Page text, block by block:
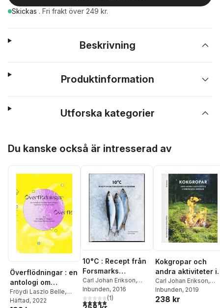
Skickas . Fri frakt över 249 kr.
Beskrivning
Produktinformation
Utforska kategorier
Du kanske också är intresserad av
Överflödningar : en
antologi om
reproduktionstekno
logier, begärslinjer
Fröydi Laszlo Belle,
Sebastian Mohr
Häftad, 2022
10°C : Recept från
Forsmarks
skärgård
Carl Johan Erikson,
Karin Willén,Jesper
Olsson
Inbunden, 2016
5,0utav 5 stjärnor. Totalt antal röster:
(1)
Kokgropar och
andra aktiviteter i
Forsmarks skogar
Carl Johan Erikson,
Karin Willén
Inbunden, 2019
238 kr